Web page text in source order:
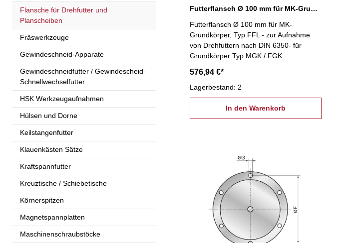
Flansche für Drehfutter und
Planscheiben
Fräswerkzeuge
Gewindeschneid-Apparate
Gewindeschneidfutter / Gewindescheid-
Schnellwechselfutter
HSK Werkzeugaufnahmen
Hülsen und Dorne
Keilstangenfutter
Klauenkästen Sätze
Kraftspannfutter
Kreuztische / Schiebetische
Körnerspitzen
Magnetspannplatten
Maschinenschraubstöcke
Futterflansch Ø 100 mm für MK-Grundkörper
Futterflansch Ø 100 mm für MK-
Grundkörper, Typ FFL - zur Aufnahme
von Drehfuttern nach DIN 6350- für
Grundkörper Typ MGK / FGK
576,94 €*
Lagerbestand: 2
In den Warenkorb